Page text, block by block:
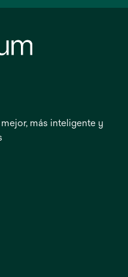
más inteligente y